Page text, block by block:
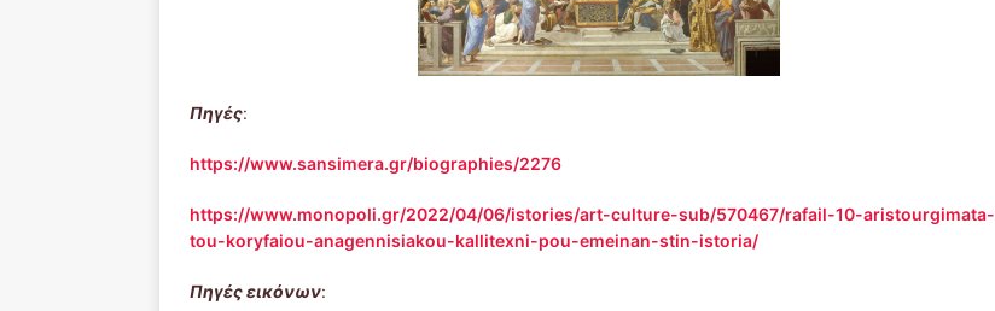
Πηγές:
https://www.sansimera.gr/biographies/2276
https://www.monopoli.gr/2022/04/06/istories/art-culture-sub/570467/rafail-10-aristourgimata-
tou-koryfaiou-anagennisiakou-kallitexni-pou-emeinan-stin-istoria/
Πηγές εικόνων: